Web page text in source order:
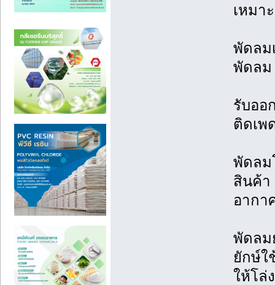
เหมา
พัดลม
พัดลม
รับออ
ติดเพ
พัดลม
สินค้า
อากา
พัดลม
ยักษ์ใ
ให้โล่